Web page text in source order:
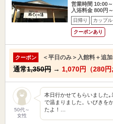
営業時間 10:00
入浴料金 800円～
日帰り カップル
クーポンあり
クーポン ＜平日のみ＞入館料＋追
通常1,350円 → 1,070円（280円
50代～
女性
本日行かせてもらいました
で温まりました。いびきを
たよ！…